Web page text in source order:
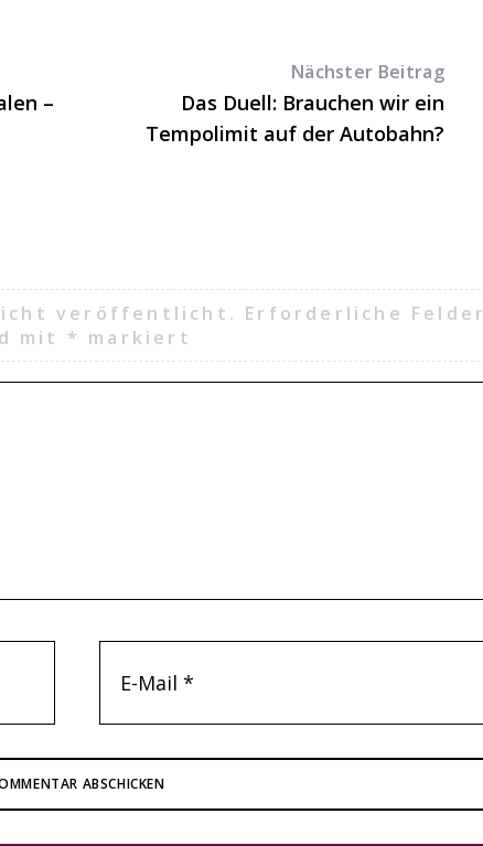
–
Nächster Beitrag
Das Duell: Brauchen wir ein
Tempolimit auf der Autobahn?
veröffentlicht. Erforderliche Felder
mit * markiert